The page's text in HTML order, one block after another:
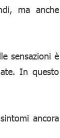
ma anche
sensazioni è
In questo
ancora